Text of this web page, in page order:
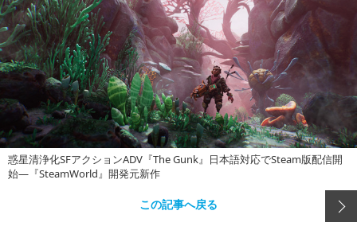
惑星清浄化SFアクションADV『The Gunk』日本語対応でSteam版配信開
始―『SteamWorld』開発元新作
この記事へ戻る